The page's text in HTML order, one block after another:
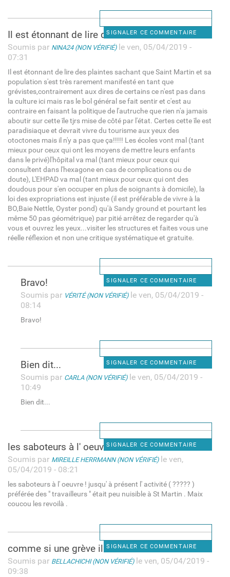
SIGNALER CE COMMENTAIRE
Il est étonnant de lire des
Soumis par NINA24 (NON VÉRIFIÉ)le ven, 05/04/2019 -
07:31
Il est étonnant de lire des plaintes sachant que Saint Martin et sa
population s'est très rarement manifesté en tant que
grévistes,contrairement aux dires de certains ce n'est pas dans
la culture ici mais ras le bol général se fait sentir et c'est au
contraire en faisant la politique de l'autruche que rien n'a jamais
aboutir sur cette île tjrs mise de côté par l'état. Certes cette île est
paradisiaque et devrait vivre du tourisme aux yeux des
otoctones mais il n'y a pas que ça!!!!! Les écoles vont mal (tant
mieux pour ceux qui ont les moyens de mettre leurs enfants
dans le privé)l'hôpital va mal (tant mieux pour ceux qui
consultent dans l'hexagone en cas de complications ou de
doute), L'EHPAD va mal (tant mieux pour ceux qui ont des
doudous pour s'en occuper en plus de soignants à domicile), la
loi des expropriations est injuste (il est préférable de vivre à la
BO,Baie Nettle, Oyster pond) qu'à Sandy ground et pourtant les
même 50 pas géométrique) par pitié arrêtez de regarder qu'à
vous et ouvrez les yeux...visiter les structures et faites vous une
réelle réflexion et non une critique systématique et gratuite.
SIGNALER CE COMMENTAIRE
Bravo!
Soumis par VÉRITÉ (NON VÉRIFIÉ)le ven, 05/04/2019 -
08:14
Bravo!
SIGNALER CE COMMENTAIRE
Bien dit...
Soumis par CARLA (NON VÉRIFIÉ)le ven, 05/04/2019 -
10:49
Bien dit...
SIGNALER CE COMMENTAIRE
les saboteurs à l' oeuvre !
Soumis par MIREILLE HERRMANN (NON VÉRIFIÉ)le ven,
05/04/2019 - 08:21
les saboteurs à l' oeuvre ! jusqu' à présent l' activité ( ????? )
préférée des " travailleurs " était peu nuisible à St Martin . Maix
coucou les revoilà .
SIGNALER CE COMMENTAIRE
comme si une grève illimitée
Soumis par BELLACHICHI (NON VÉRIFIÉ)le ven, 05/04/2019 -
09:38